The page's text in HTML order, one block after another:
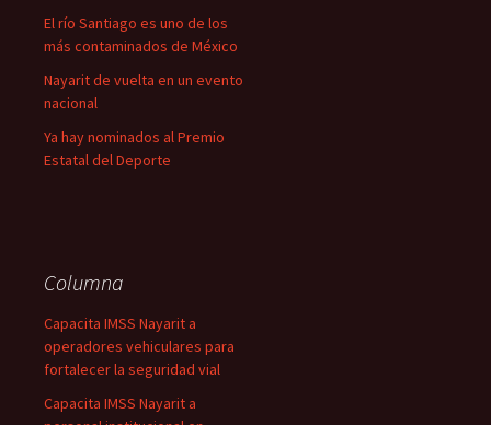
El río Santiago es uno de los
más contaminados de México
Nayarit de vuelta en un evento
nacional
Ya hay nominados al Premio
Estatal del Deporte
Columna
Capacita IMSS Nayarit a
operadores vehiculares para
fortalecer la seguridad vial
Capacita IMSS Nayarit a